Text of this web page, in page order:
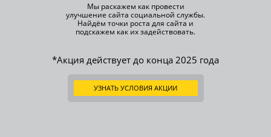
Мы раскажем как провести
улучшение сайта социальной службы.
Найдём точки роста для сайта и
подскажем как их задействовать.
*Акция действует до конца 2025 года
УЗНАТЬ УСЛОВИЯ АКЦИИ